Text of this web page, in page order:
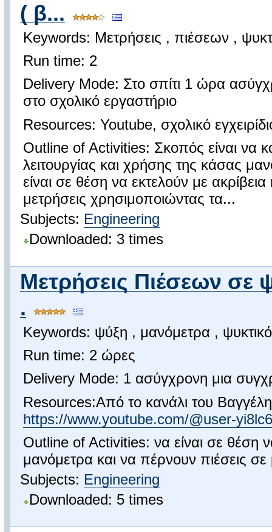
( β...
Keywords: Μετρήσεις , πιέσεων ,
Run time: 2
Delivery Mode: Στο σπίτι 1 ώρα
στο σχολικό εργαστήριο
Resources: Youtube, σχολικό
Outline of Activities: Σκοπός είναι να
λειτουργίας και χρήσης της κάσας
είναι σε θέση να εκτελούν με ακρίβεια
μετρήσεις χρησιμοποιώντας τα...
Subjects: Engineering
Downloaded: 3 times
Μετρήσεις Πιέσεων σε
.
Keywords: ψύξη , μανόμετρα ,
Run time: 2 ώρες
Delivery Mode: 1 ασύγχρονη μια
Resources:Από το κανάλι του
https://www.youtube.com/@user-
Outline of Activities: να είναι σε θέση
μανόμετρα και να πέρνουν πιέσεις σε
Subjects: Engineering
Downloaded: 5 times